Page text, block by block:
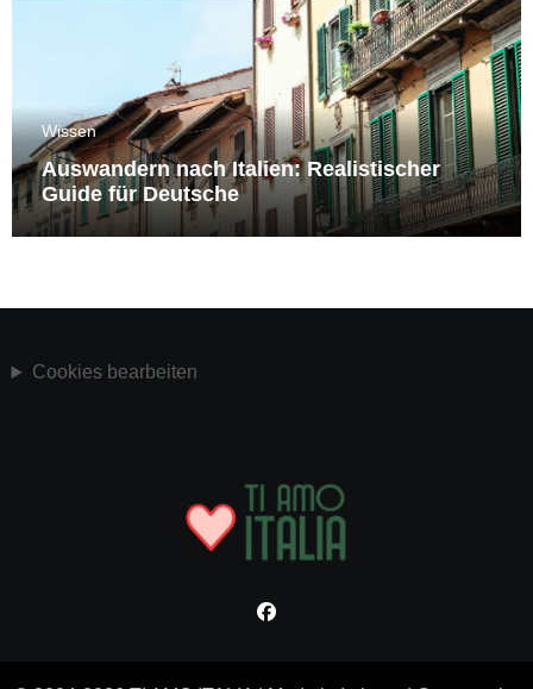
Wissen
Auswandern nach Italien: Realistischer
Guide für Deutsche
Cookies bearbeiten